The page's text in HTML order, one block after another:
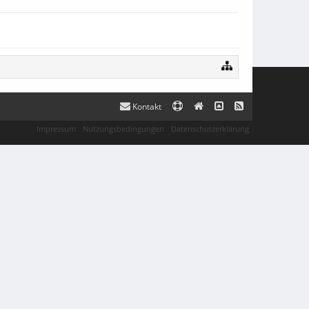
Kontakt
Impressum Nutzungsbedingungen Datenschutzerklärung